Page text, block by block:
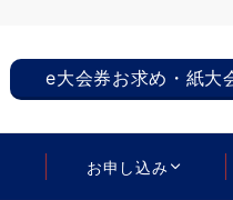
e大会券お求め・紙大
お申し込み